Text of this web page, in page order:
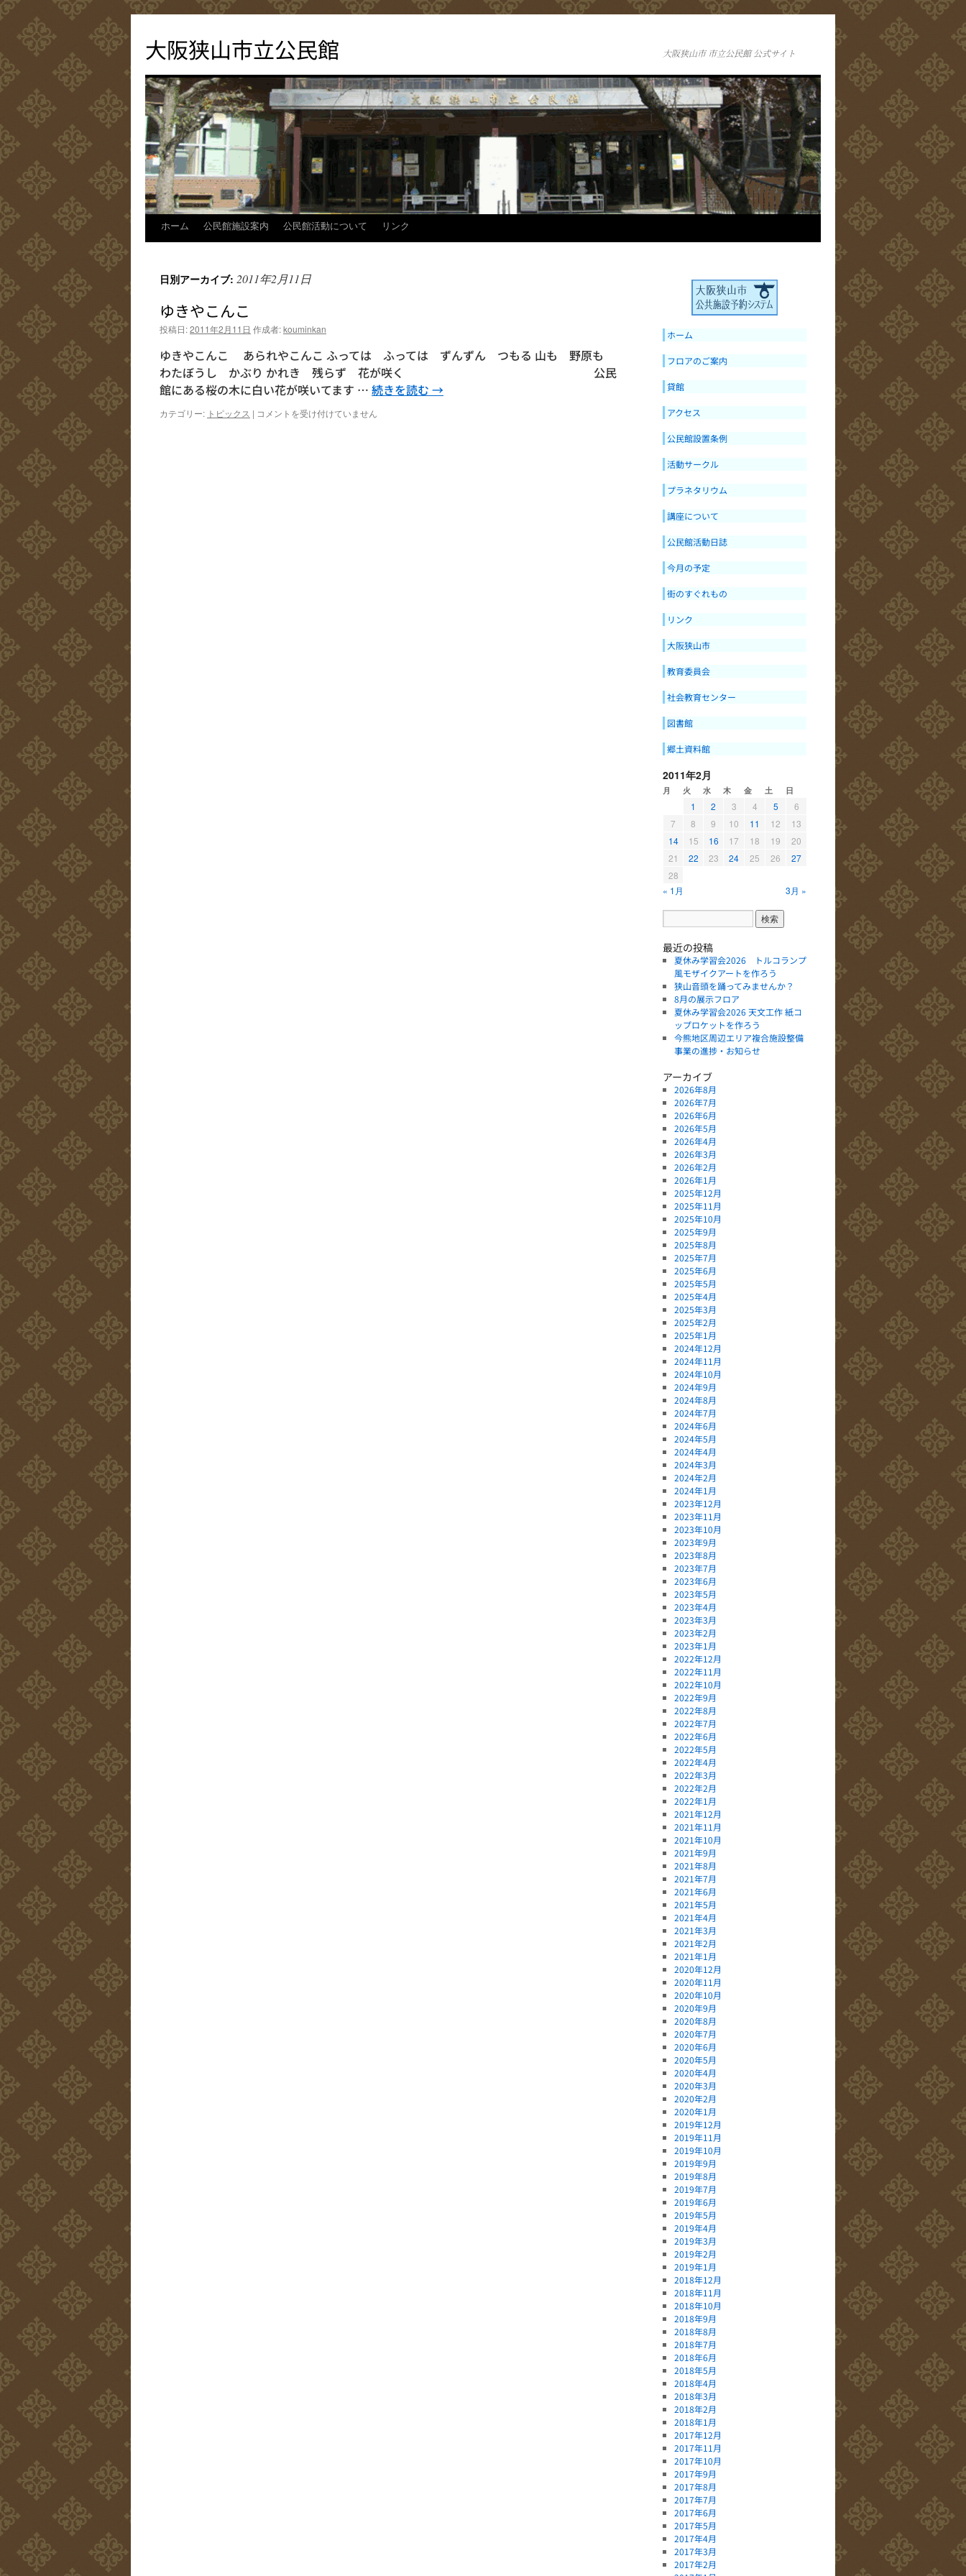
テ
ン
へ
ス
キ
ッ
プ
大阪狭山市立公民館 大阪狭山市 市立公民館 公式サイト
ホーム 公民館施設案内 公民館活動について リンク
日別アーカイブ: 2011年2月11日
ゆきやこんこ
投稿日:2011年2月11日 作成者:kouminkan
ゆきやこんこ あられやこんこ ふっては ふっては ずんずん つもる 山も 野原も
わたぼうし かぶり かれき 残らず 花が咲く 公民
館にある桜の木に白い花が咲いてます … 続きを読む →
カテゴリー: トピックス | ゆ
コメントを受け付けていません
ホーム
フロアのご案内
貸館
アクセス
公民館設置条例
活動サークル
プラネタリウム
講座について
公民館活動日誌
今月の予定
街のすぐれもの
リンク
大阪狭山市
教育委員会
社会教育センター
図書館
郷土資料館
2011年2月
月 火 水 木 金 土 日
1 2 3 4 5
6
7
8 9 10 11 12
13
14
15 16 17 18 19
20
21
22 23 24 25 26
27
28
« 1月
3月 »
最近の投稿
夏休み学習会2026 トルコランプ
風モザイクアートを作ろう
狭山音頭を踊ってみませんか？
8月の展示フロア
夏休み学習会2026 天文工作 紙コ
ップロケットを作ろう
今熊地区周辺エリア複合施設整備
事業の進捗・お知らせ
アーカイブ
2026年8月
2026年7月
2026年6月
2026年5月
2026年4月
2026年3月
2026年2月
2026年1月
2025年12月
2025年11月
2025年10月
2025年9月
2025年8月
2025年7月
2025年6月
2025年5月
2025年4月
2025年3月
2025年2月
2025年1月
2024年12月
2024年11月
2024年10月
2024年9月
2024年8月
2024年7月
2024年6月
2024年5月
2024年4月
2024年3月
2024年2月
2024年1月
2023年12月
2023年11月
2023年10月
2023年9月
2023年8月
2023年7月
2023年6月
2023年5月
2023年4月
2023年3月
2023年2月
2023年1月
2022年12月
2022年11月
2022年10月
2022年9月
2022年8月
2022年7月
2022年6月
2022年5月
2022年4月
2022年3月
2022年2月
2022年1月
2021年12月
2021年11月
2021年10月
2021年9月
2021年8月
2021年7月
2021年6月
2021年5月
2021年4月
2021年3月
2021年2月
2021年1月
2020年12月
2020年11月
2020年10月
2020年9月
2020年8月
2020年7月
2020年6月
2020年5月
2020年4月
2020年3月
2020年2月
2020年1月
2019年12月
2019年11月
2019年10月
2019年9月
2019年8月
2019年7月
2019年6月
2019年5月
2019年4月
2019年3月
2019年2月
2019年1月
2018年12月
2018年11月
2018年10月
2018年9月
2018年8月
2018年7月
2018年6月
2018年5月
2018年4月
2018年3月
2018年2月
2018年1月
2017年12月
2017年11月
2017年10月
2017年9月
2017年8月
2017年7月
2017年6月
2017年5月
2017年4月
2017年3月
2017年2月